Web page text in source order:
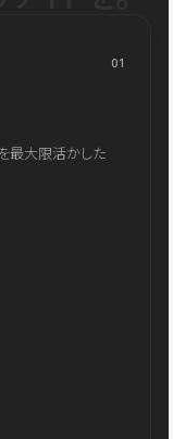
01
最大限活かした